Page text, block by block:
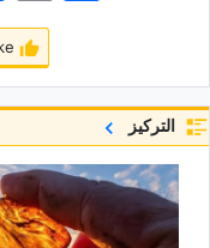
التركيز